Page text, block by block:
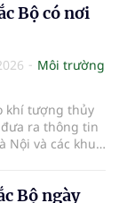
Bộ có nơi
Môi trường
khí tượng thủy
ra thông tin
Nội và các khu
Bộ ngày